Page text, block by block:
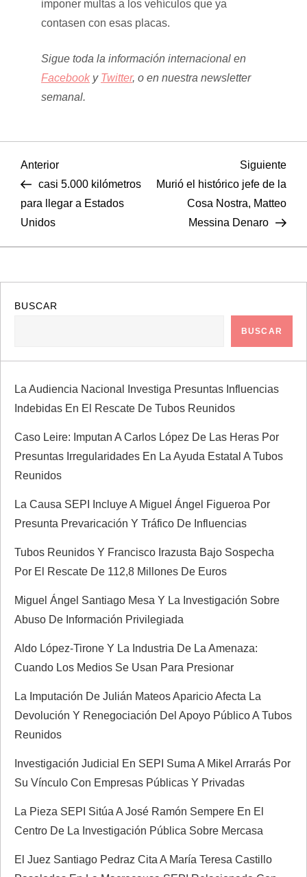
imponer multas a los vehículos que ya
contasen con esas placas.
Sigue toda la información internacional en
Facebooky Twitter, o en nuestra newsletter
semanal.
N
a
v
g
c
i
ó
n
d
e
e
n
t
r
a
d
s
Entrada
anterior
Anterior
casi 5.000 kilómetros
para llegar a Estados
Unidos
Siguiente
Murió el histórico jefe de la
Cosa Nostra, Matteo
Messina Denaro
BUSCAR
BUSCAR
La Audiencia Nacional Investiga Presuntas Influencias
Indebidas En El Rescate De Tubos Reunidos
Caso Leire: Imputan A Carlos López De Las Heras Por
Presuntas Irregularidades En La Ayuda Estatal A Tubos
Reunidos
La Causa SEPI Incluye A Miguel Ángel Figueroa Por
Presunta Prevaricación Y Tráfico De Influencias
Tubos Reunidos Y Francisco Irazusta Bajo Sospecha
Por El Rescate De 112,8 Millones De Euros
Miguel Ángel Santiago Mesa Y La Investigación Sobre
Abuso De Información Privilegiada
Aldo López-Tirone Y La Industria De La Amenaza:
Cuando Los Medios Se Usan Para Presionar
La Imputación De Julián Mateos Aparicio Afecta La
Devolución Y Renegociación Del Apoyo Público A Tubos
Reunidos
Investigación Judicial En SEPI Suma A Mikel Arrarás Por
Su Vínculo Con Empresas Públicas Y Privadas
La Pieza SEPI Sitúa A José Ramón Sempere En El
Centro De La Investigación Pública Sobre Mercasa
El Juez Santiago Pedraz Cita A María Teresa Castillo